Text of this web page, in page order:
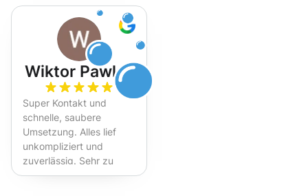
Wiktor Pawlak
Super Kontakt und
schnelle, saubere
Umsetzung. Alles lief
unkompliziert und
zuverlässig. Sehr zu
empfehlen!